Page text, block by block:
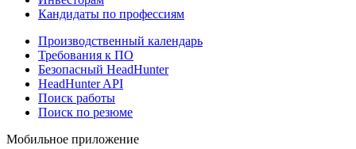
Кандидаты по профессиям
Производственный календарь
Требования к ПО
Безопасный HeadHunter
HeadHunter API
Поиск работы
Поиск по резюме
Мобильное приложение